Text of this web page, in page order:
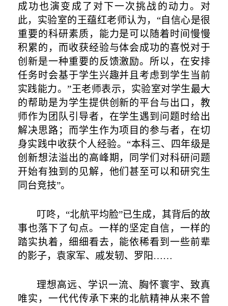
成功也演变成了对下一次挑战的动力。对
此，实验室的王蕴红老师认为，“自信心是很
重要的科研素质，能力是可以随着时间慢慢
积累的，而收获经验与体会成功的喜悦对于
创新是一种重要的反馈激励。所以，在安排
任务时会基于学生兴趣并且考虑到学生当前
实践能力。”王老师表示，实验室对学生最大
的帮助是为学生提供创新的平台与出口，教
师作为团队引导者，在学生遇到问题时给出
解决思路；而学生作为项目的参与者，在切
身实践中收获个人经验。“本科三、四年级是
创新想法溢出的高峰期，同学们对科研问题
开始有独到的见解，他们甚至可以和研究生
同台竞技”。
叮咚，“北航平均脸”已生成，其背后的故
事也落下了句点。一样的坚定自信，一样的
踏实执着，细细看去，能依稀看到一些前辈
的影子，袁家军、戚发轫、罗阳 ……
理想高远、学识一流、胸怀寰宇、致真
唯实，一代代传承下来的北航精神从来不曾